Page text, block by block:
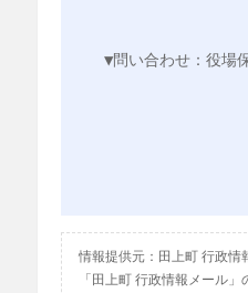
▼問い合わせ：役場
情報提供元：田上町 行政情
「田上町 行政情報メール」